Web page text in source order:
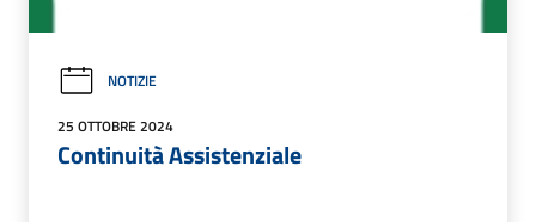
NOTIZIE
25 OTTOBRE 2024
Continuità Assistenziale